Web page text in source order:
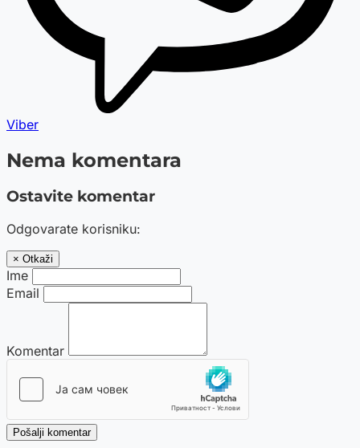
Viber
Nema komentara
Ostavite komentar
Odgovarate korisniku:
× Otkaži
Ime
Email
Komentar
Pošalji komentar